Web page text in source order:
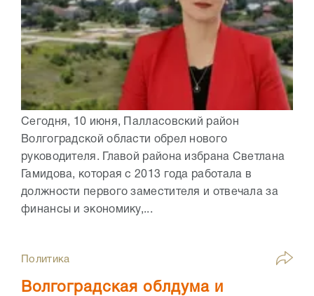
Сегодня, 10 июня, Палласовский район
Волгоградской области обрел нового
руководителя. Главой района избрана Светлана
Гамидова, которая с 2013 года работала в
должности первого заместителя и отвечала за
финансы и экономику,...
Политика
Волгоградская облдума и